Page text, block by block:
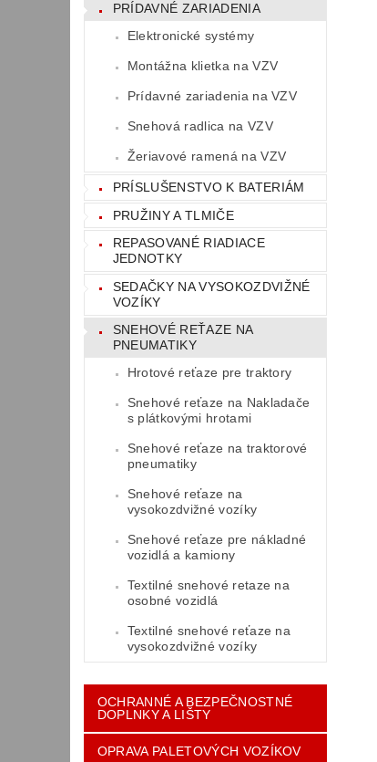
PRÍDAVNÉ ZARIADENIA
Elektronické systémy
Montážna klietka na VZV
Prídavné zariadenia na VZV
Snehová radlica na VZV
Žeriavové ramená na VZV
PRÍSLUŠENSTVO K BATERIÁM
PRUŽINY A TLMIČE
REPASOVANÉ RIADIACE
JEDNOTKY
SEDAČKY NA VYSOKOZDVIŽNÉ
VOZÍKY
SNEHOVÉ REŤAZE NA
PNEUMATIKY
Hrotové reťaze pre traktory
Snehové reťaze na Nakladače
s plátkovými hrotami
Snehové reťaze na traktorové
pneumatiky
Snehové reťaze na
vysokozdvižné vozíky
Snehové reťaze pre nákladné
vozidlá a kamiony
Textilné snehové retaze na
osobné vozidlá
Textilné snehové reťaze na
vysokozdvižné vozíky
OCHRANNÉ A BEZPEČNOSTNÉ
DOPLNKY A LIŠTY
OPRAVA PALETOVÝCH VOZÍKOV